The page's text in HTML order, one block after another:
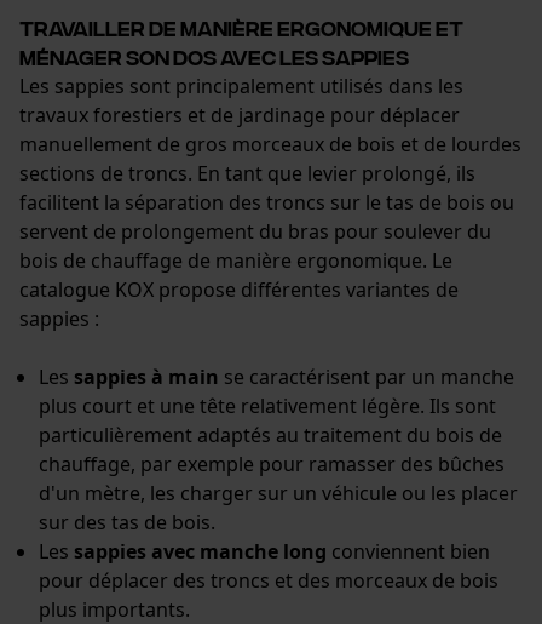
Travailler de manière ergonomique et
ménager son dos avec les sappies
Les sappies sont principalement utilisés dans les
travaux forestiers et de jardinage pour déplacer
manuellement de gros morceaux de bois et de lourdes
sections de troncs. En tant que levier prolongé, ils
facilitent la séparation des troncs sur le tas de bois ou
servent de prolongement du bras pour soulever du
bois de chauffage de manière ergonomique. Le
catalogue KOX propose différentes variantes de
sappies :
Les sappies à main se caractérisent par un manche
plus court et une tête relativement légère. Ils sont
particulièrement adaptés au traitement du bois de
chauffage, par exemple pour ramasser des bûches
d'un mètre, les charger sur un véhicule ou les placer
sur des tas de bois.
Les sappies avec manche long conviennent bien
pour déplacer des troncs et des morceaux de bois
plus importants.
Vérifier linstallation de cookies
ID de session
pour traitement des données
Econda Tag Manager
Cookies statistiques
Econda Analytics
Mouseflow Web Analytics Tool
Fact-Finder Tracking